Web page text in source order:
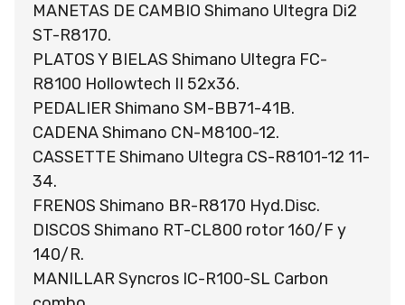
MANETAS DE CAMBIO Shimano Ultegra Di2
ST-R8170.
PLATOS Y BIELAS Shimano Ultegra FC-
R8100 Hollowtech II 52x36.
PEDALIER Shimano SM-BB71-41B.
CADENA Shimano CN-M8100-12.
CASSETTE Shimano Ultegra CS-R8101-12 11-
34.
FRENOS Shimano BR-R8170 Hyd.Disc.
DISCOS Shimano RT-CL800 rotor 160/F y
140/R.
MANILLAR Syncros IC-R100-SL Carbon